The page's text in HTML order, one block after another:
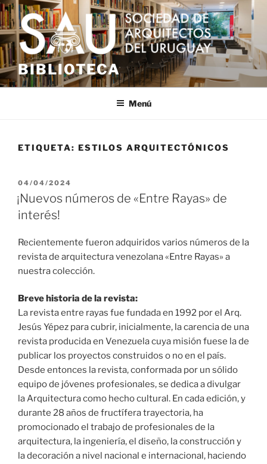
Saltar
al
contenido
BIBLIOTECA
Menú
ETIQUETA: ESTILOS ARQUITECTÓNICOS
PUBLICADO
EL
04/04/2024
¡Nuevos números de «Entre Rayas» de
interés!
Recientemente fueron adquiridos varios números de la
revista de arquitectura venezolana «Entre Rayas» a
nuestra colección.
Breve historia de la revista:
La revista entre rayas fue fundada en 1992 por el Arq.
Jesús Yépez para cubrir, inicialmente, la carencia de una
revista producida en Venezuela cuya misión fuese la de
publicar los proyectos construidos o no en el país.
Desde entonces la revista, conformada por un sólido
equipo de jóvenes profesionales, se dedica a divulgar
la Arquitectura como hecho cultural. En cada edición, y
durante 28 años de fructífera trayectoria, ha
promocionado el trabajo de profesionales de la
arquitectura, la ingeniería, el diseño, la construcción y
la decoración a nivel nacional e internacional, haciendo